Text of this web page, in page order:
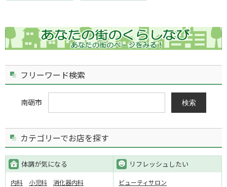
フリーワード検索
南砺市 検索
カテゴリーでお店を探す
体調が気になる
内科 小児科
消化器内科
リフレッシュしたい
ビューティサロン